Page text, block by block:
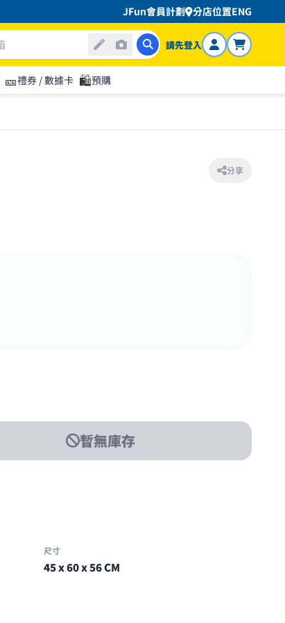
JFun會員計劃 分店位置ENG
請先登入
🎫禮券 / 數據卡 🛍️預購
分享
暫無庫存
尺寸
45 x 60 x 56 CM